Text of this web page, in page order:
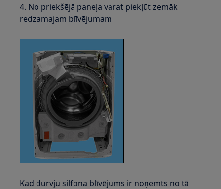
4. No priekšējā paneļa varat piekļūt zemāk
redzamajam blīvējumam
Kad durvju silfona blīvējums ir noņemts no tā